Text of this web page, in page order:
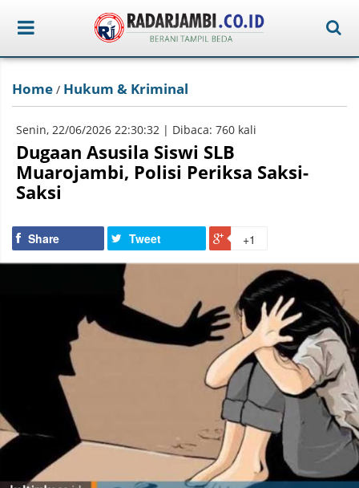
Home / Hukum & Kriminal
Senin, 22/06/2026 22:30:32 | Dibaca: 760 kali
Dugaan Asusila Siswi SLB
Muarojambi, Polisi Periksa Saksi-
Saksi
Share Tweet +1